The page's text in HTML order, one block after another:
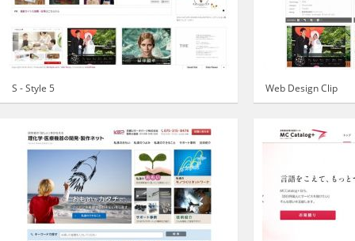
S - Style 5 Web Design Clip